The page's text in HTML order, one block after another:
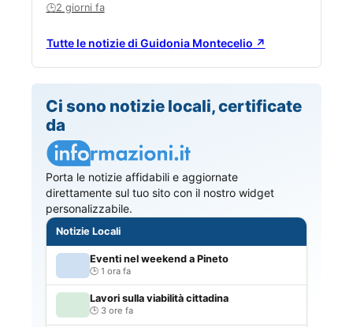
🕒2 giorni fa
Tutte le notizie di Guidonia Montecelio ↗
Ci sono notizie locali, certificate
da
Porta le notizie affidabili e aggiornate
direttamente sul tuo sito con il nostro widget
personalizzabile.
Notizie Locali
Eventi nel weekend a Pineto
1 ora fa
Lavori sulla viabilità cittadina
3 ore fa